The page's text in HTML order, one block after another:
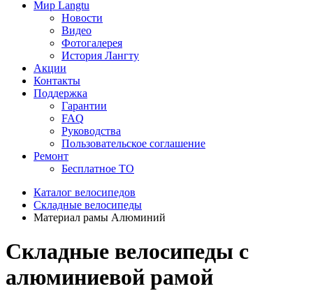
Мир Langtu
Новости
Видео
Фотогалерея
История Лангту
Акции
Контакты
Поддержка
Гарантии
FAQ
Руководства
Пользовательское соглашение
Ремонт
Бесплатное ТО
Каталог велосипедов
Складные велосипеды
Материал рамы Алюминий
Складные велосипеды с
алюминиевой рамой